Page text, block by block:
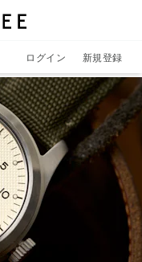
ログイン 新規登録